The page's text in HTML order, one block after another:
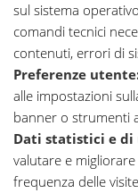
sul sistema
comandi tecnici
contenuti, errori di
Preferenze
alle impostazioni
banner o strumenti
Dati statistici e di
valutare e
frequenza delle